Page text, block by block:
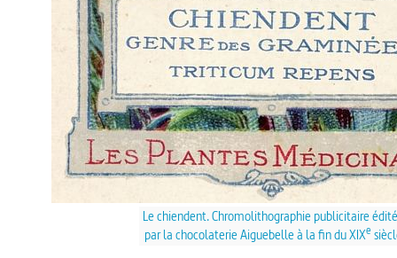
Le chiendent. Chromolithographie publicitaire
par la chocolaterie Aiguebelle à la fin du XIXe